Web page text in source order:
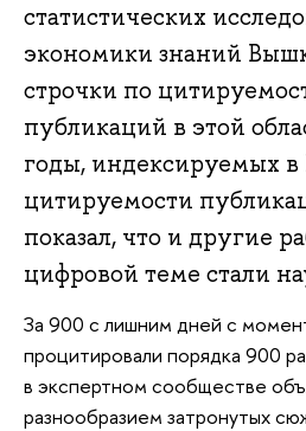
статистических
экономики знаний
строчки по
публикаций в этой
годы, индексируемых
цитируемости
показал, что и другие
цифровой теме стали
За 900 с лишним дней с
процитировали порядка 900
в экспертном сообществе
разнообразием затронутых